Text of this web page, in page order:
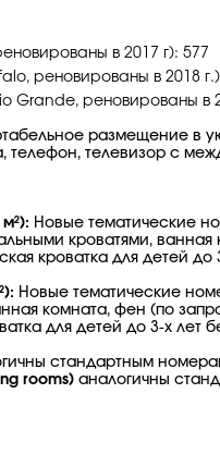
в 2017 г): 577
реновированы в 2018
Grande, реновированы в
размещение
телефон, телевизор с
Новые тематические
кроватями,
кроватка для детей до
Новые тематические
комната, фен (по
для детей до 3-х лет
стандартным
rooms) аналогичны